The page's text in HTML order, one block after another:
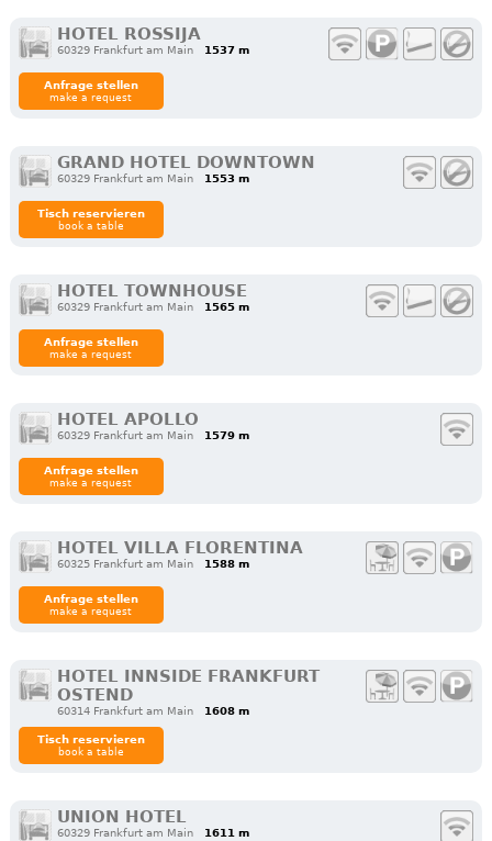
HOTEL ROSSIJA
60329 Frankfurt am Main 1537 m
Anfrage stellen
make a request
GRAND HOTEL DOWNTOWN
60329 Frankfurt am Main 1553 m
Tisch reservieren
book a table
HOTEL TOWNHOUSE
60329 Frankfurt am Main 1565 m
Anfrage stellen
make a request
HOTEL APOLLO
60329 Frankfurt am Main 1579 m
Anfrage stellen
make a request
HOTEL VILLA FLORENTINA
60325 Frankfurt am Main 1588 m
Anfrage stellen
make a request
HOTEL INNSIDE FRANKFURT
OSTEND
60314 Frankfurt am Main 1608 m
Tisch reservieren
book a table
UNION HOTEL
60329 Frankfurt am Main 1611 m